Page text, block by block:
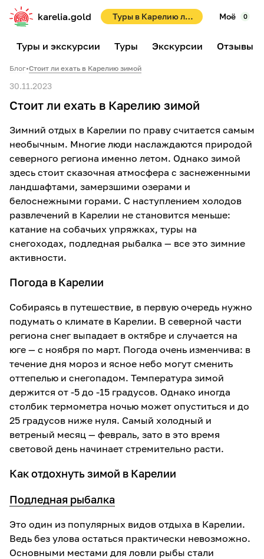
karelia.gold Туры в Карелию летом 2026! Раннее бронирование со скидками до 10%! Моё 0
Туры и экскурсии Туры Экскурсии Отзывы
Блог•Стоит ли ехать в Карелию зимой
30.11.2023
Стоит ли ехать в Карелию зимой
Зимний отдых в Карелии по праву считается самым
необычным. Многие люди наслаждаются природой
северного региона именно летом. Однако зимой
здесь стоит сказочная атмосфера с заснеженными
ландшафтами, замерзшими озерами и
белоснежными горами. С наступлением холодов
развлечений в Карелии не становится меньше:
катание на собачьих упряжках, туры на
снегоходах, подледная рыбалка — все это зимние
активности.
Погода в Карелии
Собираясь в путешествие, в первую очередь нужно
подумать о климате в Карелии. В северной части
региона снег выпадает в октябре и случается на
юге — с ноября по март. Погода очень изменчива: в
течение дня мороз и ясное небо могут сменить
оттепелью и снегопадом. Температура зимой
держится от -5 до -15 градусов. Однако иногда
столбик термометра ночью может опуститься и до
25 градусов ниже нуля. Самый холодный и
ветреный месяц — февраль, зато в это время
световой день начинает стремительно расти.
Как отдохнуть зимой в Карелии
Подледная рыбалка
Это один из популярных видов отдыха в Карелии.
Ведь без улова остаться практически невозможно.
Основными местами для ловли рыбы стали